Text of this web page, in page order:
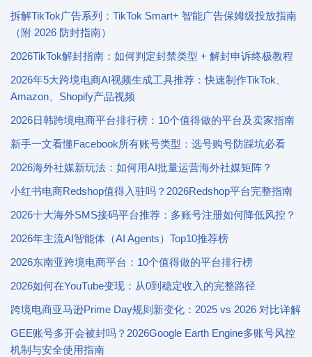
拆解TikTok广告系列：TikTok Smart+ 智能广告保姆级投放指南
（附 2026 防封指南）
2026TikTok解封指南：如何判定封禁类型 + 解封申诉终极教程
2026年5大跨境电商AI视频生成工具推荐：快速制作TikTok、
Amazon、Shopify产品视频
2026日韩跨境电商平台排行榜：10个值得做的平台及卖家指南
新手一文看懂Facebook所有账号类型：选号购号防踩坑必看
2026海外社媒新玩法：如何用AI批量运营海外社媒矩阵？
小红书电商Redshop值得入驻吗？2026Redshop平台完整指南
2026十大海外SMS接码平台推荐：多账号注册如何降低风控？
2026年主流AI智能体（AI Agents）Top10推荐榜
2026东南亚跨境电商平台：10个值得做的平台排行榜
2026如何在YouTube变现：从0到稳定收入的完整路径
跨境电商亚马逊Prime Day规则新变化：2025 vs 2026 对比详解
GEE账号多开会被封吗？2026Google Earth Engine多账号风控
机制与安全使用指南